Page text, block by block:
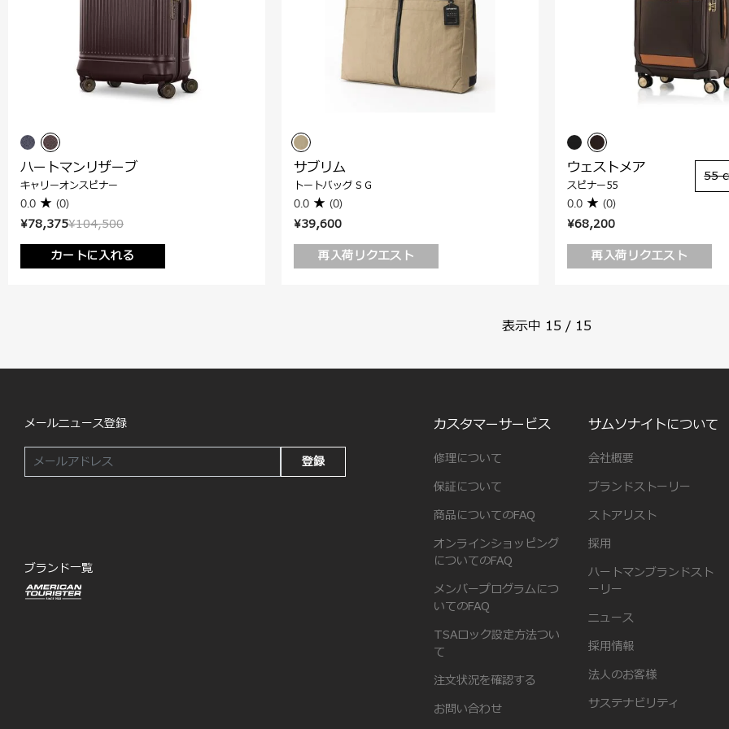
¥104,500
¥78,375
カートに入れる
ハートマンリザーブ
キャリーオンスピナー
0.0 (0)
¥39,600
再入荷リクエスト
サブリム
トートバッグ S G
0.0 (0)
¥68,200
再入荷リクエスト
ウェストメア
スピナー55
0.0 (0)
55
表示中 15 / 15
メールニュース登録
登録
ブランド一覧
カスタマーサービス
修理について
保証について
商品についてのFAQ
オンラインショッピング
についてのFAQ
メンバープログラムにつ
いてのFAQ
TSAロック設定方法つい
て
注文状況を確認する
お問い合わせ
サムソナイトについて
会社概要
ブランドストーリー
ストアリスト
採用
ハートマンブランドスト
ーリー
ニュース
採用情報
法人のお客様
サステナビリティ